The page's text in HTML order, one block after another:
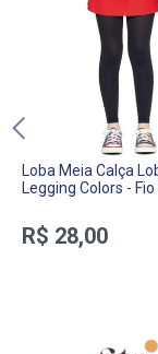
Loba Meia Calça
Legging Colors - Fio
R$ 28,00